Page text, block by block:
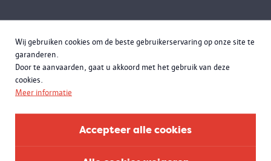
Wij gebruiken cookies om de beste gebruikerservaring op onze site te
garanderen.
Door te aanvaarden, gaat u akkoord met het gebruik van deze
cookies.
Meer informatie
Accepteer alle cookies